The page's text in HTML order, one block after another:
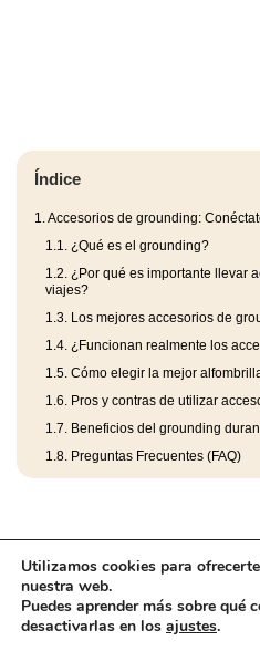
Índice
1.Accesorios de grounding:
1.1. ¿Qué es el grounding?
1.2. ¿Por qué es importante llevar
viajes?
1.3. Los mejores accesorios de
1.4. ¿Funcionan realmente los
1.5. Cómo elegir la mejor
1.6. Pros y contras de utilizar
1.7. Beneficios del grounding
1.8. Preguntas Frecuentes (FAQ)
Utilizamos cookies para
nuestra web.
Puedes aprender más sobre qué
desactivarlas en los ajustes.